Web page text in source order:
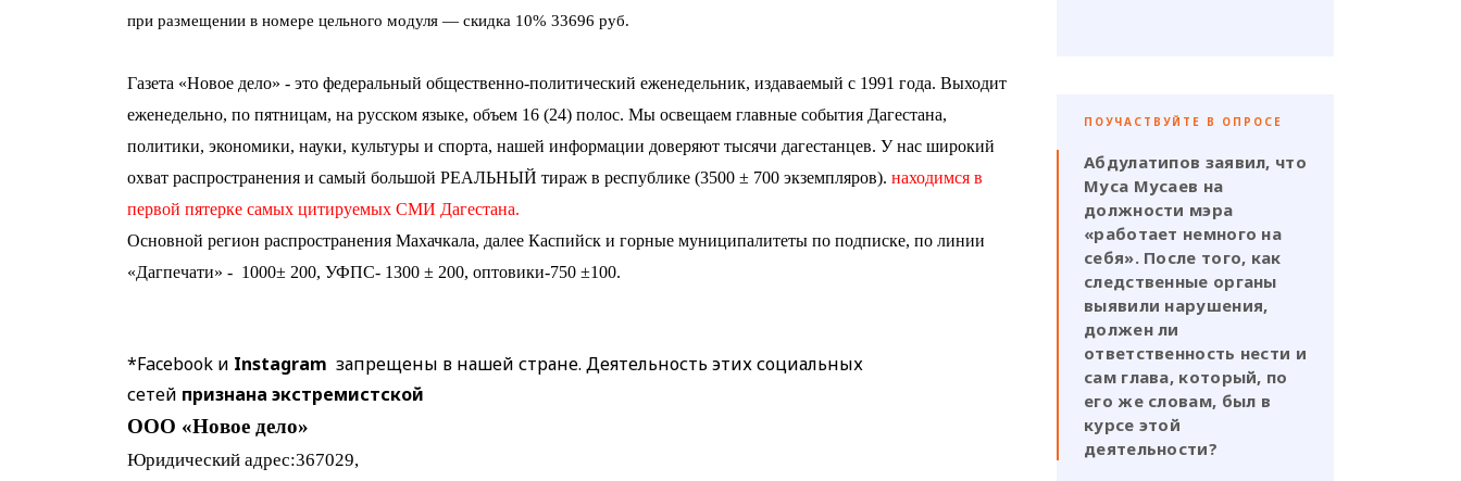
при размещении в номере цельного модуля — скидка 10% 33696 руб.
Газета «Новое дело» - это федеральный общественно-политический еженедельник, издаваемый с 1991 года. Выходит
еженедельно, по пятницам, на русском языке, объем 16 (24) полос. Мы освещаем главные события Дагестана,
политики, экономики, науки, культуры и спорта, нашей информации доверяют тысячи дагестанцев. У нас широкий
охват распространения и самый большой РЕАЛЬНЫЙ тираж в республике (3500 ± 700 экземпляров). находимся в
первой пятерке самых цитируемых СМИ Дагестана.
Основной регион распространения Махачкала, далее Каспийск и горные муниципалитеты по подписке, по линии
«Дагпечати» - 1000± 200, УФПС- 1300 ± 200, оптовики-750 ±100.
*Facebook и Instagram запрещены в нашей стране. Деятельность этих социальных
сетей признана экстремистской
ООО «Новое дело»
Юридический адрес:367029,
ПОУЧАСТВУЙТЕ В ОПРОСЕ
Абдулатипов заявил, что
Муса Мусаев на
должности мэра
«работает немного на
себя». После того, как
следственные органы
выявили нарушения,
должен ли
ответственность нести и
сам глава, который, по
его же словам, был в
курсе этой
деятельности?